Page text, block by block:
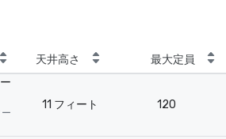
天井高さ 最大定員
11 フィート 120